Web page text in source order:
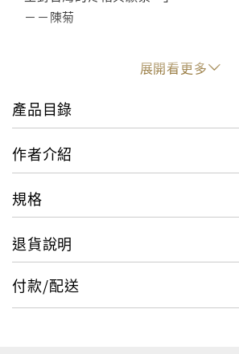
－－陳菊
「這是一本李先生晚年最珍貴的紀念
誠實自然的哲人政治家。」
－－民主視野總編輯／許龍俊
旁久久不願離去。而李先生呢，倚著
深地凝望著，將她永恆地印在心底，
－－總策劃／王燕軍
「晚年可以說是以生命完成了艱困的
是國醫，走這一圈是為台灣把脈。一
展開看更多
產品目錄
作者介紹
規格
退貨說明
付款/配送